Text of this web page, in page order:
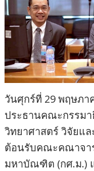
วันศุกร์ที่ 29 พฤษภา
ประธานคณะกรรม
วิทยาศาสตร์ วิจัยแ
ต้อนรับคณะคณาจา
มหาบัณฑิต (กศ.ม.)